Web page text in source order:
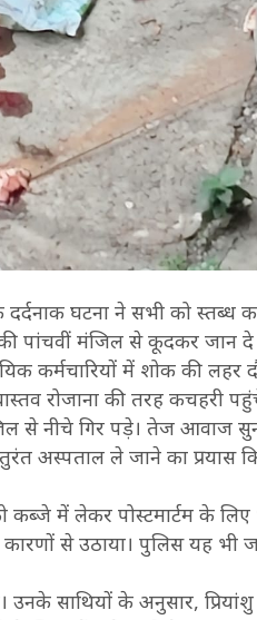
घटना ने सभी को स्तब्ध
की पांचवीं मंजिल से कूदकर जान
कर्मचारियों में शोक की लहर
रोजाना की तरह कचहरी
से नीचे गिर पड़े। तेज आवाज
अस्पताल ले जाने का प्रयास
में लेकर पोस्टमार्टम के लिए
से उठाया। पुलिस यह भी
उनके साथियों के अनुसार,